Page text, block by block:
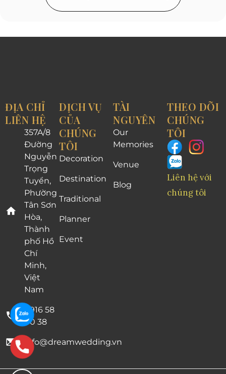
ĐỊA CHỈ
LIÊN HỆ
357A/8
Đường
Nguyễn
Trọng
Tuyển,
Phường
Tân Sơn
Hòa,
Thành
phố Hồ
Chí
Minh,
Việt
Nam
0916 58
00 38
info@dreamwedding.vn
DỊCH VỤ
CỦA
CHÚNG
TÔI
Decoration
Destination
Traditional
Planner
Event
TÀI
NGUYÊN
Our
Memories
Venue
Blog
THEO DÕI
CHÚNG
TÔI
Liên hệ với
chúng tôi